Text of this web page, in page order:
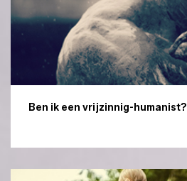
Ben ik een vrijzinnig-humanist?